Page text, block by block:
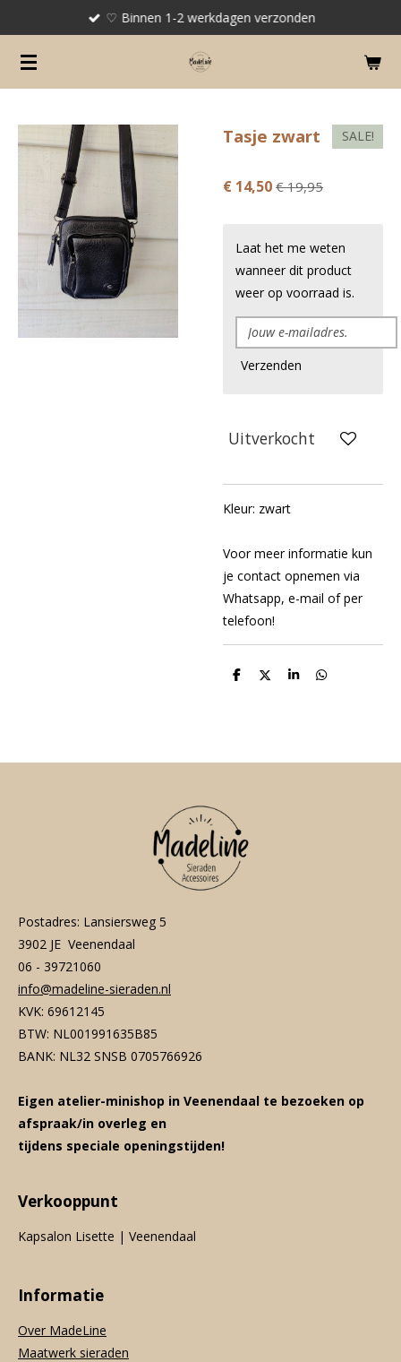
naar
de
♡ Binnen 1-2 werkdagen verzonden
Tasje zwart SALE!
€ 14,50 € 19,95
Laat het me weten
wanneer dit product
weer op voorraad is.
Verzenden
Uitverkocht
Kleur: zwart
Voor meer informatie kun
je contact opnemen via
Whatsapp, e-mail of per
telefoon!
D
D
S
D
Postadres: Lansiersweg 5
3902 JE Veenendaal
06 - 39721060
info@madeline-sieraden.nl
KVK: 69612145
BTW: NL001991635B85
BANK: NL32 SNSB 0705766926
Eigen atelier-minishop in Veenendaal te bezoeken op
afspraak/in overleg en
tijdens speciale openingstijden!
Verkooppunt
Kapsalon Lisette | Veenendaal
Informatie
Over MadeLine
Maatwerk sieraden